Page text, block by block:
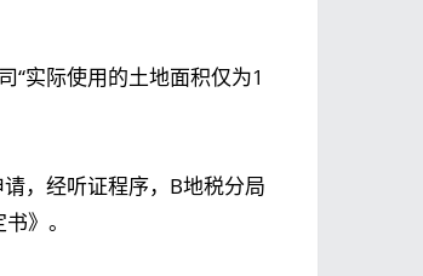
“实际使用的土地面积仅为1
，经听证程序，B地税分局
》。